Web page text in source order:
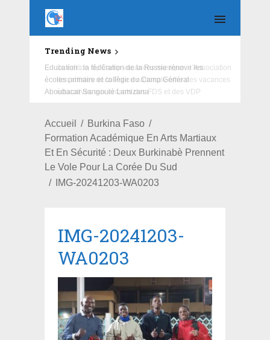
Trending News
Education : la fédération de la Russie rénove les
écoles primaire et collège du Camp Général
Aboubacar Sangoulé Lamizana
Accueil
Burkina Faso
Formation Académique En Arts Martiaux
Et En Sécurité : Deux Burkinabè Prennent
Le Vole Pour La Corée Du Sud
IMG-20241203-WA0203
IMG-20241203-
WA0203